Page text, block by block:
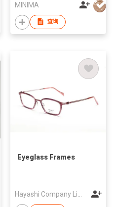
MINIMA
查询
Eyeglass Frames